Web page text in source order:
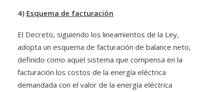
4) Esquema de facturación
El Decreto, siguiendo los lineamientos de la Ley,
adopta un esquema de facturación de balance neto,
definido como aquel sistema que compensa en la
facturación los costos de la energía eléctrica
demandada con el valor de la energía eléctrica